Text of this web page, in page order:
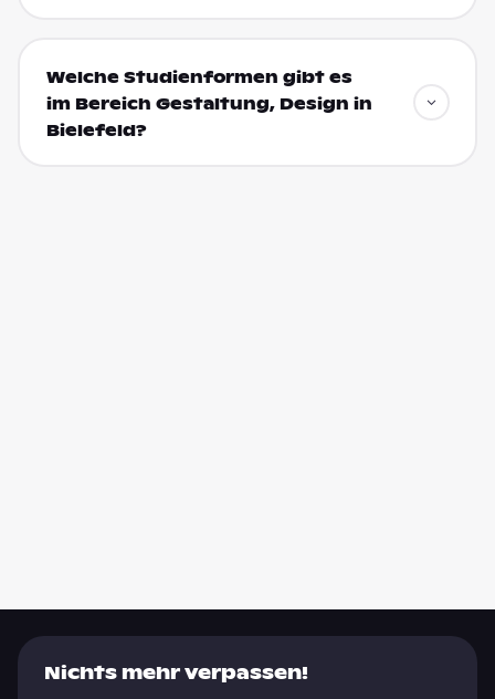
Welche Studienformen gibt es
im Bereich Gestaltung, Design in
Bielefeld?
Nichts mehr verpassen!